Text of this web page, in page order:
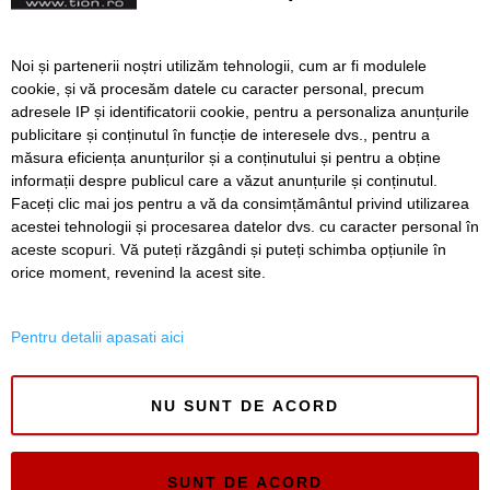
PROGRAM. Slujbe şi
procesiuni religioase la
Hramul Catedralei
Mitropolitane din Timișoara
Înapoi Înainte
SERVICII Redactia
Folosinta Cookie-urilor
Noi și partenerii noștri utilizăm tehnologii, cum ar fi modulele
cookie, și vă procesăm datele cu caracter personal, precum
adresele IP și identificatorii cookie, pentru a personaliza anunțurile
publicitare și conținutul în funcție de interesele dvs., pentru a
măsura eficiența anunțurilor și a conținutului și pentru a obține
informații despre publicul care a văzut anunțurile și conținutul.
Faceți clic mai jos pentru a vă da consimțământul privind utilizarea
acestei tehnologii și procesarea datelor dvs. cu caracter personal în
aceste scopuri. Vă puteți răzgândi și puteți schimba opțiunile în
orice moment, revenind la acest site.
Pentru detalii apasati aici
NU SUNT DE ACORD
SUNT DE ACORD